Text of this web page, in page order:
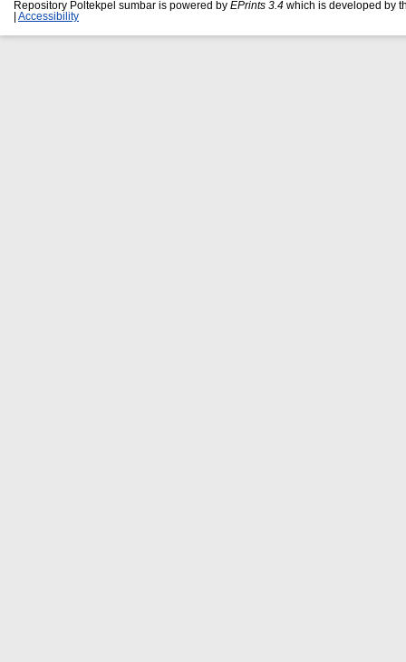
Repository Poltekpel sumbar is powered by EPrints 3.4 which is developed by
Accessibility